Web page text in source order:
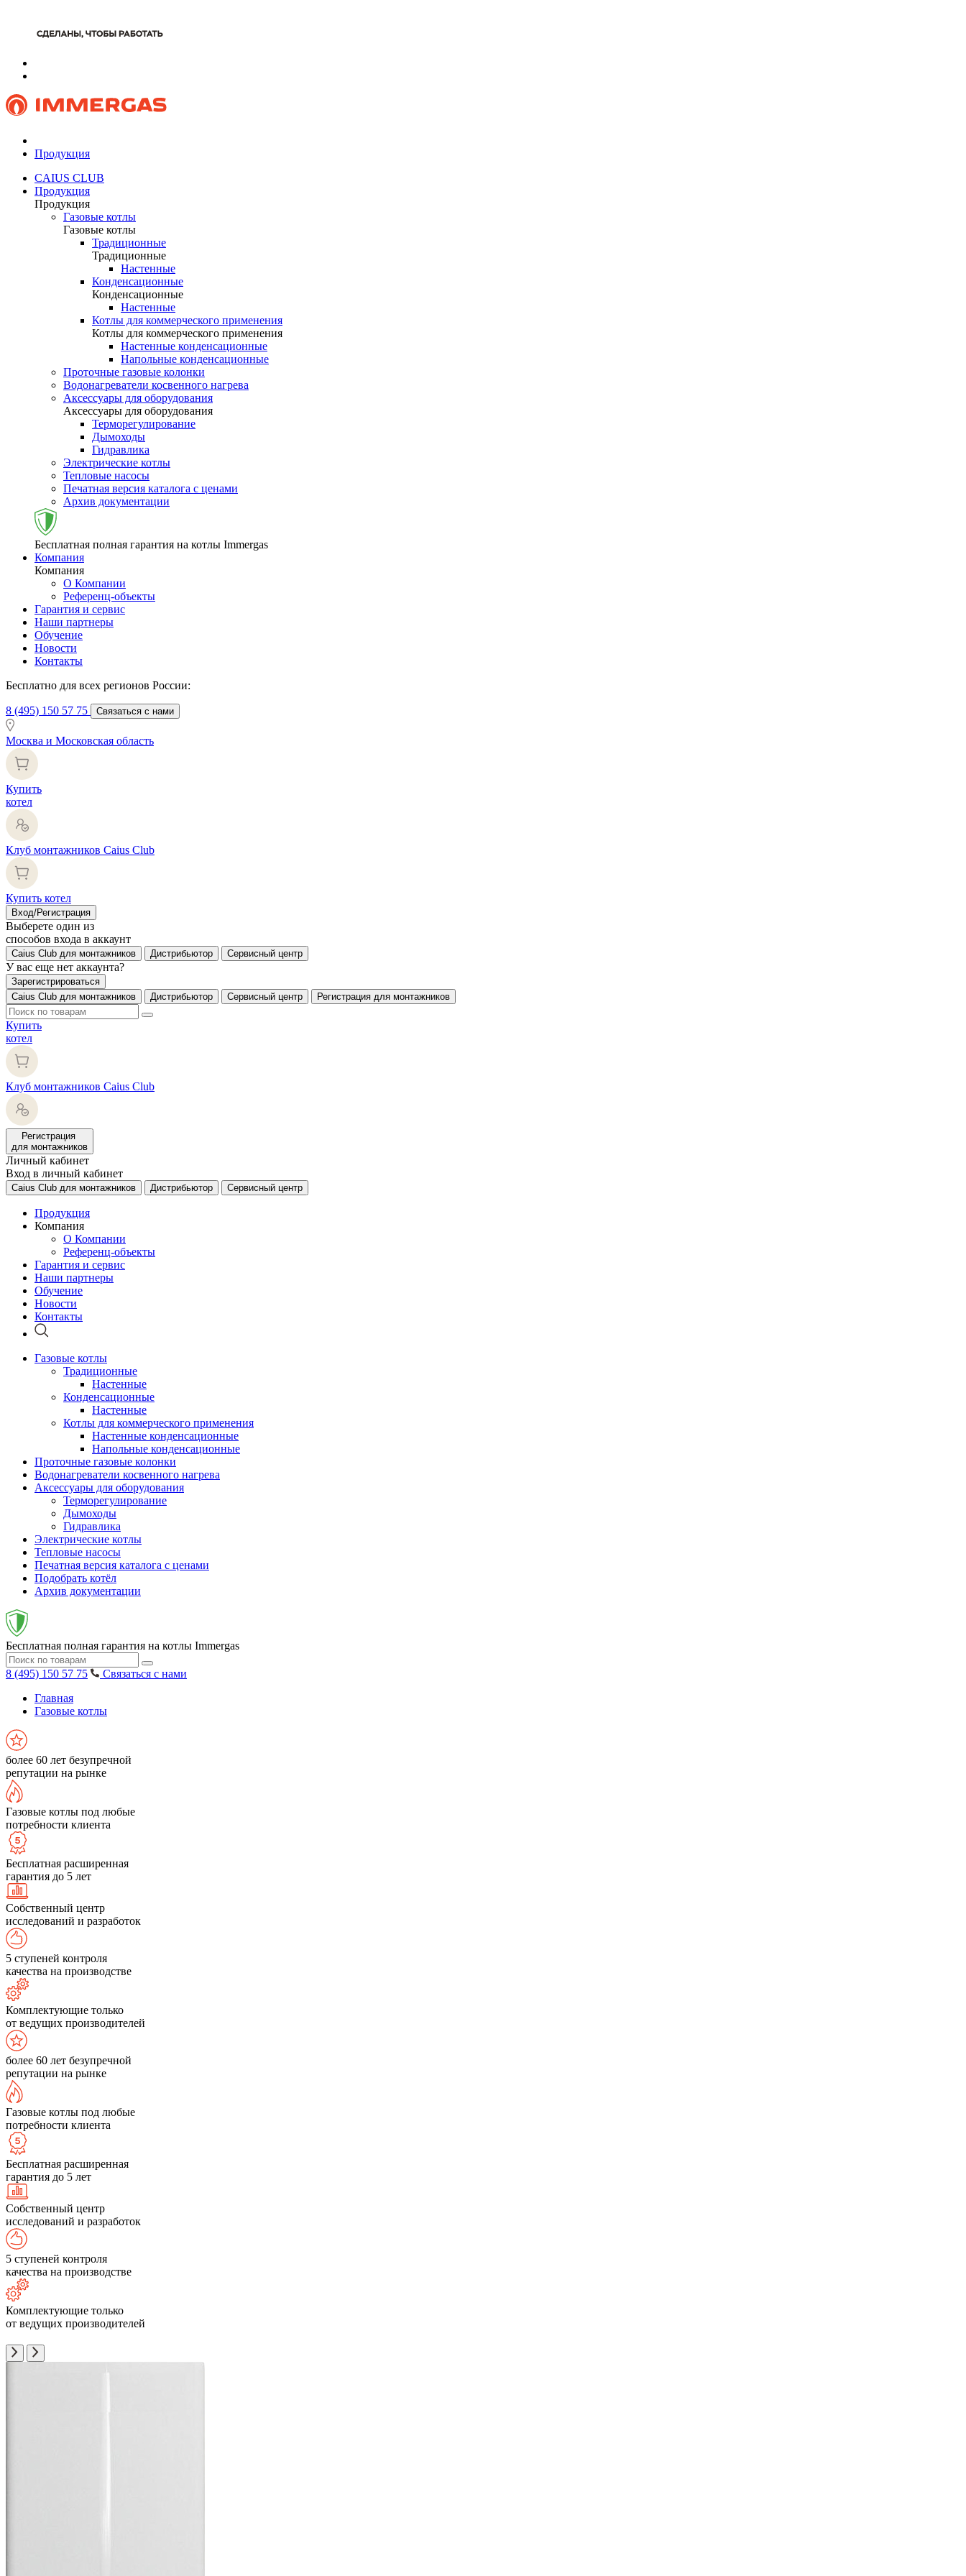
Продукция
CAIUS CLUB
Продукция
Продукция
Газовые котлы
Газовые котлы
Традиционные
Традиционные
Настенные
Конденсационные
Конденсационные
Настенные
Котлы для коммерческого применения
Котлы для коммерческого применения
Настенные конденсационные
Напольные конденсационные
Проточные газовые колонки
Водонагреватели косвенного нагрева
Аксессуары для оборудования
Аксессуары для оборудования
Терморегулирование
Дымоходы
Гидравлика
Электрические котлы
Тепловые насосы
Печатная версия каталога с ценами
Архив документации
Бесплатная полная гарантия на котлы Immergas
Компания
Компания
О Компании
Референц-объекты
Гарантия и сервис
Наши партнеры
Обучение
Новости
Контакты
Бесплатно для всех регионов России:
8 (495) 150 57 75 Связаться с нами
Москва и Московская область
Купить
котел
Клуб монтажников Caius Club
Купить котел
Вход/Регистрация
Выберете один из
способов входа в аккаунт
Caius Club для монтажников Дистрибьютор Сервисный центр
У вас еще нет аккаунта?
Зарегистрироваться
Caius Club для монтажников
Дистрибьютор Сервисный центр Регистрация для монтажников
Купить
котел
Клуб монтажников Caius Club
Регистрация
для монтажников
Личный кабинет
Вход в личный кабинет
Caius Club для монтажников Дистрибьютор Сервисный центр
Продукция
Компания
О Компании
Референц-объекты
Гарантия и сервис
Наши партнеры
Обучение
Новости
Контакты
Газовые котлы
Традиционные
Настенные
Конденсационные
Настенные
Котлы для коммерческого применения
Настенные конденсационные
Напольные конденсационные
Проточные газовые колонки
Водонагреватели косвенного нагрева
Аксессуары для оборудования
Терморегулирование
Дымоходы
Гидравлика
Электрические котлы
Тепловые насосы
Печатная версия каталога с ценами
Подобрать котёл
Архив документации
Бесплатная полная гарантия на котлы Immergas
8 (495) 150 57 75
Связаться с нами
Главная
Газовые котлы
более 60 лет безупречной
репутации на рынке
Газовые котлы под любые
потребности клиента
Бесплатная расширенная
гарантия до 5 лет
Собственный центр
исследований и разработок
5 ступеней контроля
качества на производстве
Комплектующие только
от ведущих производителей
более 60 лет безупречной
репутации на рынке
Газовые котлы под любые
потребности клиента
Бесплатная расширенная
гарантия до 5 лет
Собственный центр
исследований и разработок
5 ступеней контроля
качества на производстве
Комплектующие только
от ведущих производителей